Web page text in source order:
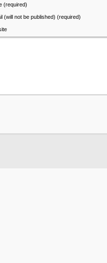
(required)
(will not be published) (required)